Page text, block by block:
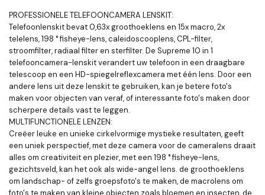
PROFESSIONELE TELEFOONCAMERA LENSKIT:
Telefoonlenskit bevat 0,63x groothoeklens en 15x macro, 2x
telelens, 198 ° fisheye-lens, caleidoscooplens, CPL-filter,
stroomfilter, radiaal filter en sterfilter. De Supreme 10 in 1
telefooncamera-lenskit verandert uw telefoon in een draagbare
telescoop en een HD-spiegelreflexcamera met één lens. Door een
andere lens uit deze lenskit te gebruiken, kan je betere foto's
maken voor objecten van veraf, of interessante foto's maken door
scherpere details vast te leggen.
MULTIFUNCTIONELE LENZEN:
Creëer leuke en unieke cirkelvormige mystieke resultaten, geeft
een uniek perspectief, met deze camera voor de cameralens draait
alles om creativiteit en plezier, met een 198 ° fisheye-lens,
gezichtsveld, kan het ook als wide-angel lens. de groothoeklens
om landschap- of zelfs groepsfoto's te maken, de macrolens om